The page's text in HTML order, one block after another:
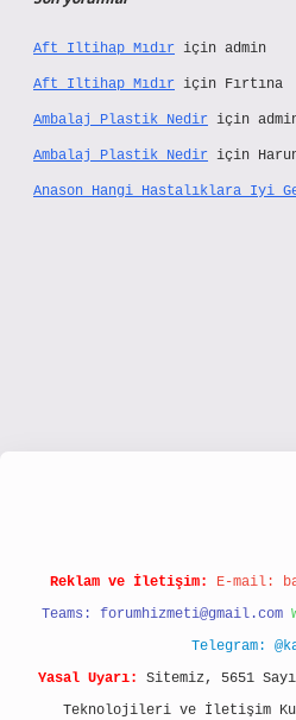
Aft Iltihap Mıdır için admin
Aft Iltihap Mıdır için Fırtına
Ambalaj Plastik Nedir için
Ambalaj Plastik Nedir için
Anason Hangi Hastalıklara Iyi
Reklam ve İletişim: E-mail:
Teams: forumhizmeti@gmail.com
Telegram:
Yasal Uyarı:
Sitemiz, 5651
Teknolojileri ve İletişim